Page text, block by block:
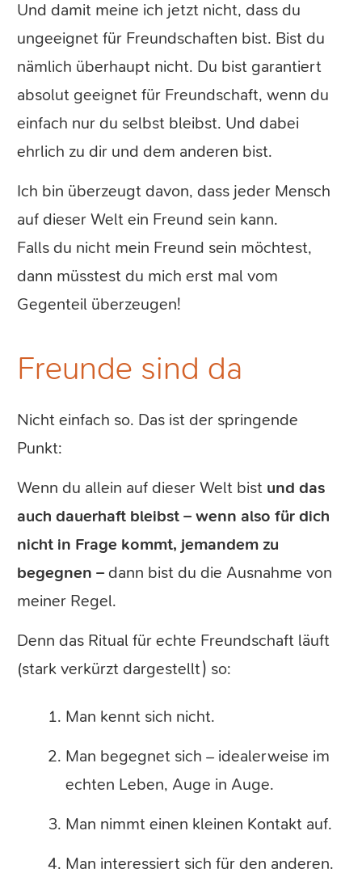
Und damit meine ich jetzt nicht, dass du
ungeeignet für Freundschaften bist. Bist du
nämlich überhaupt nicht. Du bist garantiert
absolut geeignet für Freundschaft, wenn du
einfach nur du selbst bleibst. Und dabei
ehrlich zu dir und dem anderen bist.
Ich bin überzeugt davon, dass jeder Mensch
auf dieser Welt ein Freund sein kann.
Falls du nicht mein Freund sein möchtest,
dann müsstest du mich erst mal vom
Gegenteil überzeugen!
Freunde sind da
Nicht einfach so. Das ist der springende
Punkt:
Wenn du allein auf dieser Welt bist und das
auch dauerhaft bleibst – wenn also für dich
nicht in Frage kommt, jemandem zu
begegnen – dann bist du die Ausnahme von
meiner Regel.
Denn das Ritual für echte Freundschaft läuft
(stark verkürzt dargestellt) so:
Man kennt sich nicht.
Man begegnet sich – idealerweise im
echten Leben, Auge in Auge.
Man nimmt einen kleinen Kontakt auf.
Man interessiert sich für den anderen.